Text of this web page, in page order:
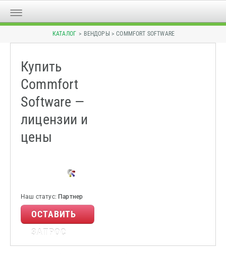
КАТАЛОГ > ВЕНДОРЫ > COMMFORT SOFTWARE
Купить
Commfort
Software —
лицензии и
цены
Наш статус: Партнер
ОСТАВИТЬ
ЗАПРОС